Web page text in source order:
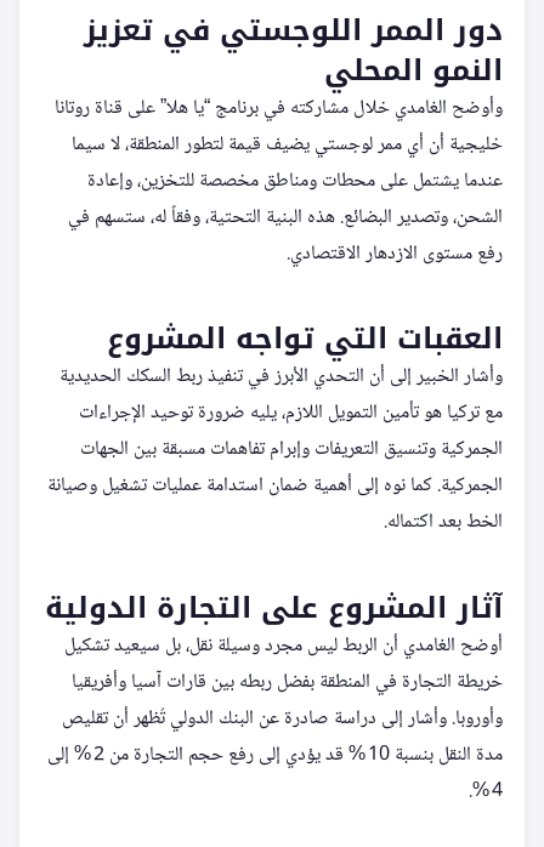
دور الممر اللوجستي في تعزيز
النمو المحلي
وأوضح الغامدي خلال مشاركته في برنامج “يا هلا” على قناة روتانا
خليجية أن أي ممر لوجستي يضيف قيمة لتطور المنطقة، لا سيما
عندما يشتمل على محطات ومناطق مخصصة للتخزين، وإعادة
الشحن، وتصدير البضائع. هذه البنية التحتية، وفقاً له، ستسهم في
رفع مستوى الازدهار الاقتصادي.
العقبات التي تواجه المشروع
وأشار الخبير إلى أن التحدي الأبرز في تنفيذ ربط السكك الحديدية
مع تركيا هو تأمين التمويل اللازم، يليه ضرورة توحيد الإجراءات
الجمركية وتنسيق التعريفات وإبرام تفاهمات مسبقة بين الجهات
الجمركية. كما نوه إلى أهمية ضمان استدامة عمليات تشغيل وصيانة
الخط بعد اكتماله.
آثار المشروع على التجارة الدولية
أوضح الغامدي أن الربط ليس مجرد وسيلة نقل، بل سيعيد تشكيل
خريطة التجارة في المنطقة بفضل ربطه بين قارات آسيا وأفريقيا
وأوروبا. وأشار إلى دراسة صادرة عن البنك الدولي تُظهر أن تقليص
مدة النقل بنسبة 10 % قد يؤدي إلى رفع حجم التجارة من 2 % إلى
4 %.